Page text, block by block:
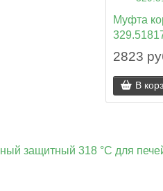
Муфта
2823
В
защитный 318 °C для